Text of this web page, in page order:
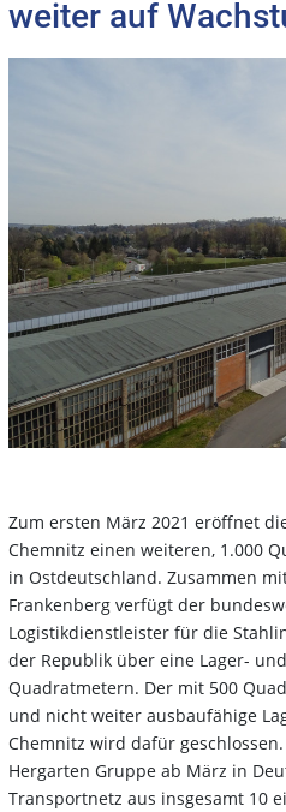
weiter auf
Zum ersten März 2021 eröffnet
Chemnitz einen weiteren, 1.000
in Ostdeutschland. Zusammen
Frankenberg verfügt der
Logistikdienstleister für die
der Republik über eine Lager-
Quadratmetern. Der mit 500
und nicht weiter ausbaufähige
Chemnitz wird dafür
Hergarten Gruppe ab März in
Transportnetz aus insgesamt 10